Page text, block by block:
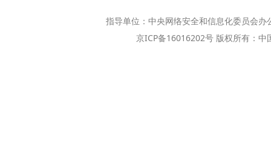
指导单位：中央网络安全和信息化委员会
京ICP备16016202号 版权所有：